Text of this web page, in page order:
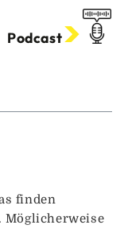
Podcast
finden
Möglicherweise